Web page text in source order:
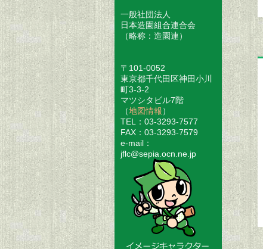
一般社団法人
日本造園組合連合会
（略称：造園連）
〒101-0052
東京都千代田区神田小川
町3-3-2
マツシタビル7階
（地図情報）
TEL：03-3293-7577
FAX：03-3293-7579
e-mail：
jflc@sepia.ocn.ne.jp